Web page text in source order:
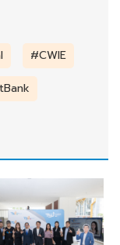
#CWIE